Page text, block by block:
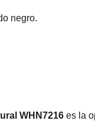
negro.
WHN7216 es la